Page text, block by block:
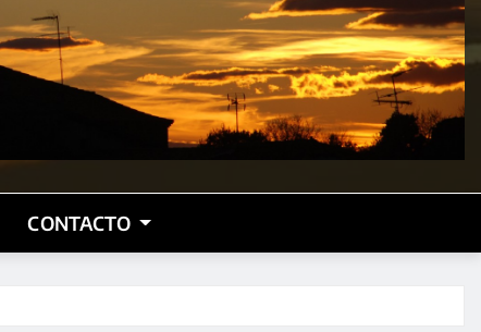
CONTACTO